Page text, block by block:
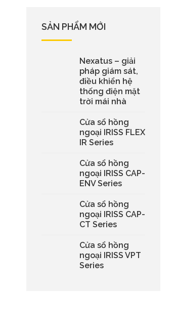
SẢN PHẨM MỚI
Nexatus – giải
pháp giám sát,
điều khiển hệ
thống điện mặt
trời mái nhà
Cửa sổ hồng
ngoại IRISS FLEX
IR Series
Cửa sổ hồng
ngoại IRISS CAP-
ENV Series
Cửa sổ hồng
ngoại IRISS CAP-
CT Series
Cửa sổ hồng
ngoại IRISS VPT
Series